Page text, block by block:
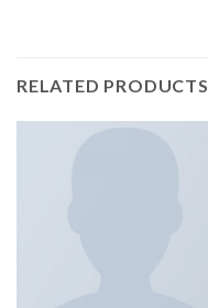
RELATED PRODUCTS